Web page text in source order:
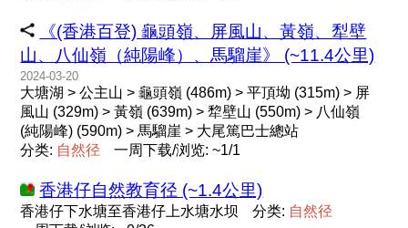
《(香港百登) 龜頭嶺、屏風山、黃嶺、犁壁
山、八仙嶺（純陽峰）、馬騮崖》 (~11.4公里)
2024-03-20
大塘湖 > 公主山 > 龜頭嶺 (486m) > 平頂坳 (315m) > 屏
風山 (329m) > 黃嶺 (639m) > 犂壁山 (550m) > 八仙嶺
(純陽峰) (590m) > 馬騮崖 > 大尾篤巴士總站
分类: 自然径 一周下载/浏览: ~1/1
香港仔自然教育径 (~1.4公里)
香港仔下水塘至香港仔上水塘水坝 分类: 自然径